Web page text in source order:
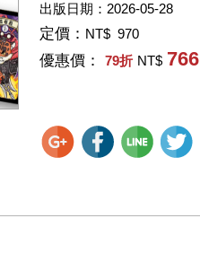
出版日期： 2026-05-28
定價： NT$ 970
優惠價： 79折 NT$ 766